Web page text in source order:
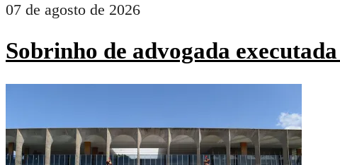
07 de agosto de 2026
Sobrinho de advogada